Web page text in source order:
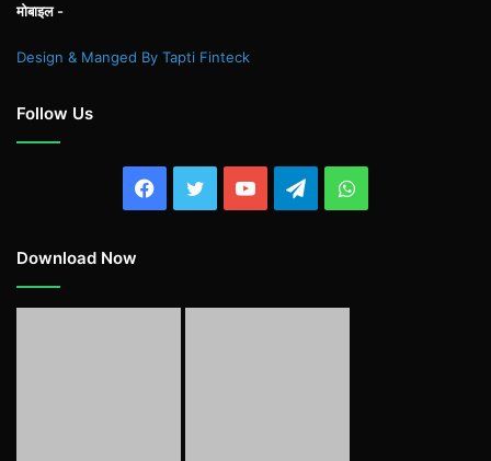
मोबाइल -
Design & Manged By Tapti Finteck
Follow Us
Facebook
TwitterYouTubeTelegramWhatsApp
Download Now